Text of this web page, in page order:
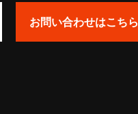
お問い合わせはこちら